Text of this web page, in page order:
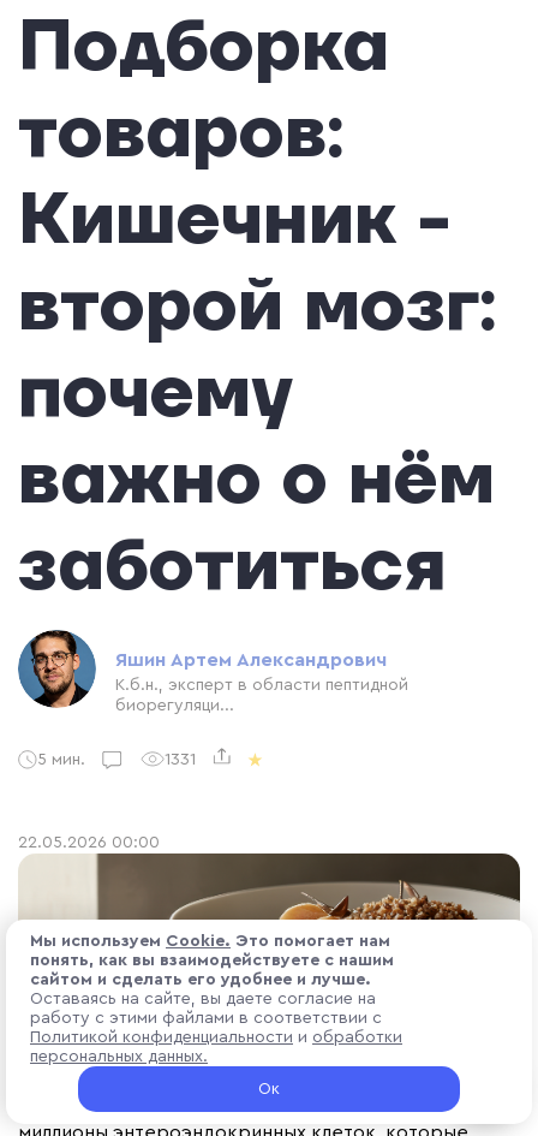
Подборка
товаров:
Кишечник -
второй мозг:
почему
важно о нём
заботиться
Яшин Артем Александрович
К.б.н., эксперт в области пептидной
биорегуляци...
5 мин. 1331
22.05.2026 00:00
Желудочно-кишечный тракт (ЖКТ) — не просто
орган пищеварения. Он представляет собой
крупнейший эндокринный орган человеческого
организма. В его слизистой оболочке расположены
Мы используем Cоokіе. Это помогает нам
понять, как вы взаимодействуете с нашим
сайтом и сделать его удобнее и лучше.
Оставаясь на сайте, вы даете согласие на
работу с этими файлами в соответствии с
Политикой конфиденциальности и обработки
персональных данных.
Ок